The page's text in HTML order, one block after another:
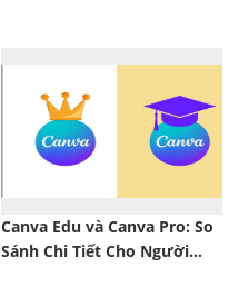
Canva Edu và Canva Pro: So
Sánh Chi Tiết Cho Người